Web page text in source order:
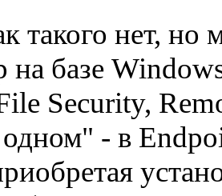
такого нет,
базе
Security,
одном" - в